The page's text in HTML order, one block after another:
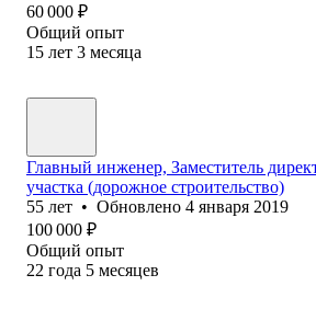
60 000 ₽
Общий опыт
15 лет 3 месяца
Главный инженер, Заместитель
участка (дорожное строительство)
55 лет • Обновлено 4 января 2019
100 000 ₽
Общий опыт
22 года 5 месяцев